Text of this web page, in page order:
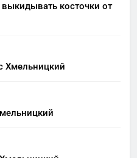
косточки от
Хмельницкий